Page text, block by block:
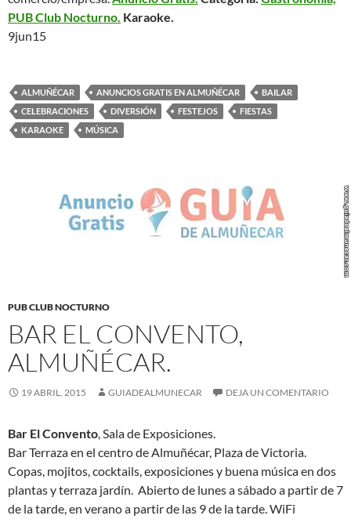
PUB Club Nocturno. Karaoke.
9jun15
ALMUÑÉCAR ANUNCIOS GRATIS EN ALMUÑÉCAR
BAILAR
CELEBRACIONES
DIVERSIÓN FESTEJOS
FIESTAS
KARAOKE
MÚSICA
PUB CLUB NOCTURNO
BAR EL CONVENTO,
ALMUÑÉCAR.
19 ABRIL, 2015 GUIADEALMUNECAR DEJA UN COMENTARIO
Bar El Convento , Sala de Exposiciones.
Bar Terraza en el centro de Almuñécar, Plaza de Victoria.
Copas, mojitos, cocktails, exposiciones y buena música en dos
plantas y terraza jardín. Abierto de lunes a sábado a partir de 7
de la tarde, en verano a partir de las 9 de la tarde. WiFi